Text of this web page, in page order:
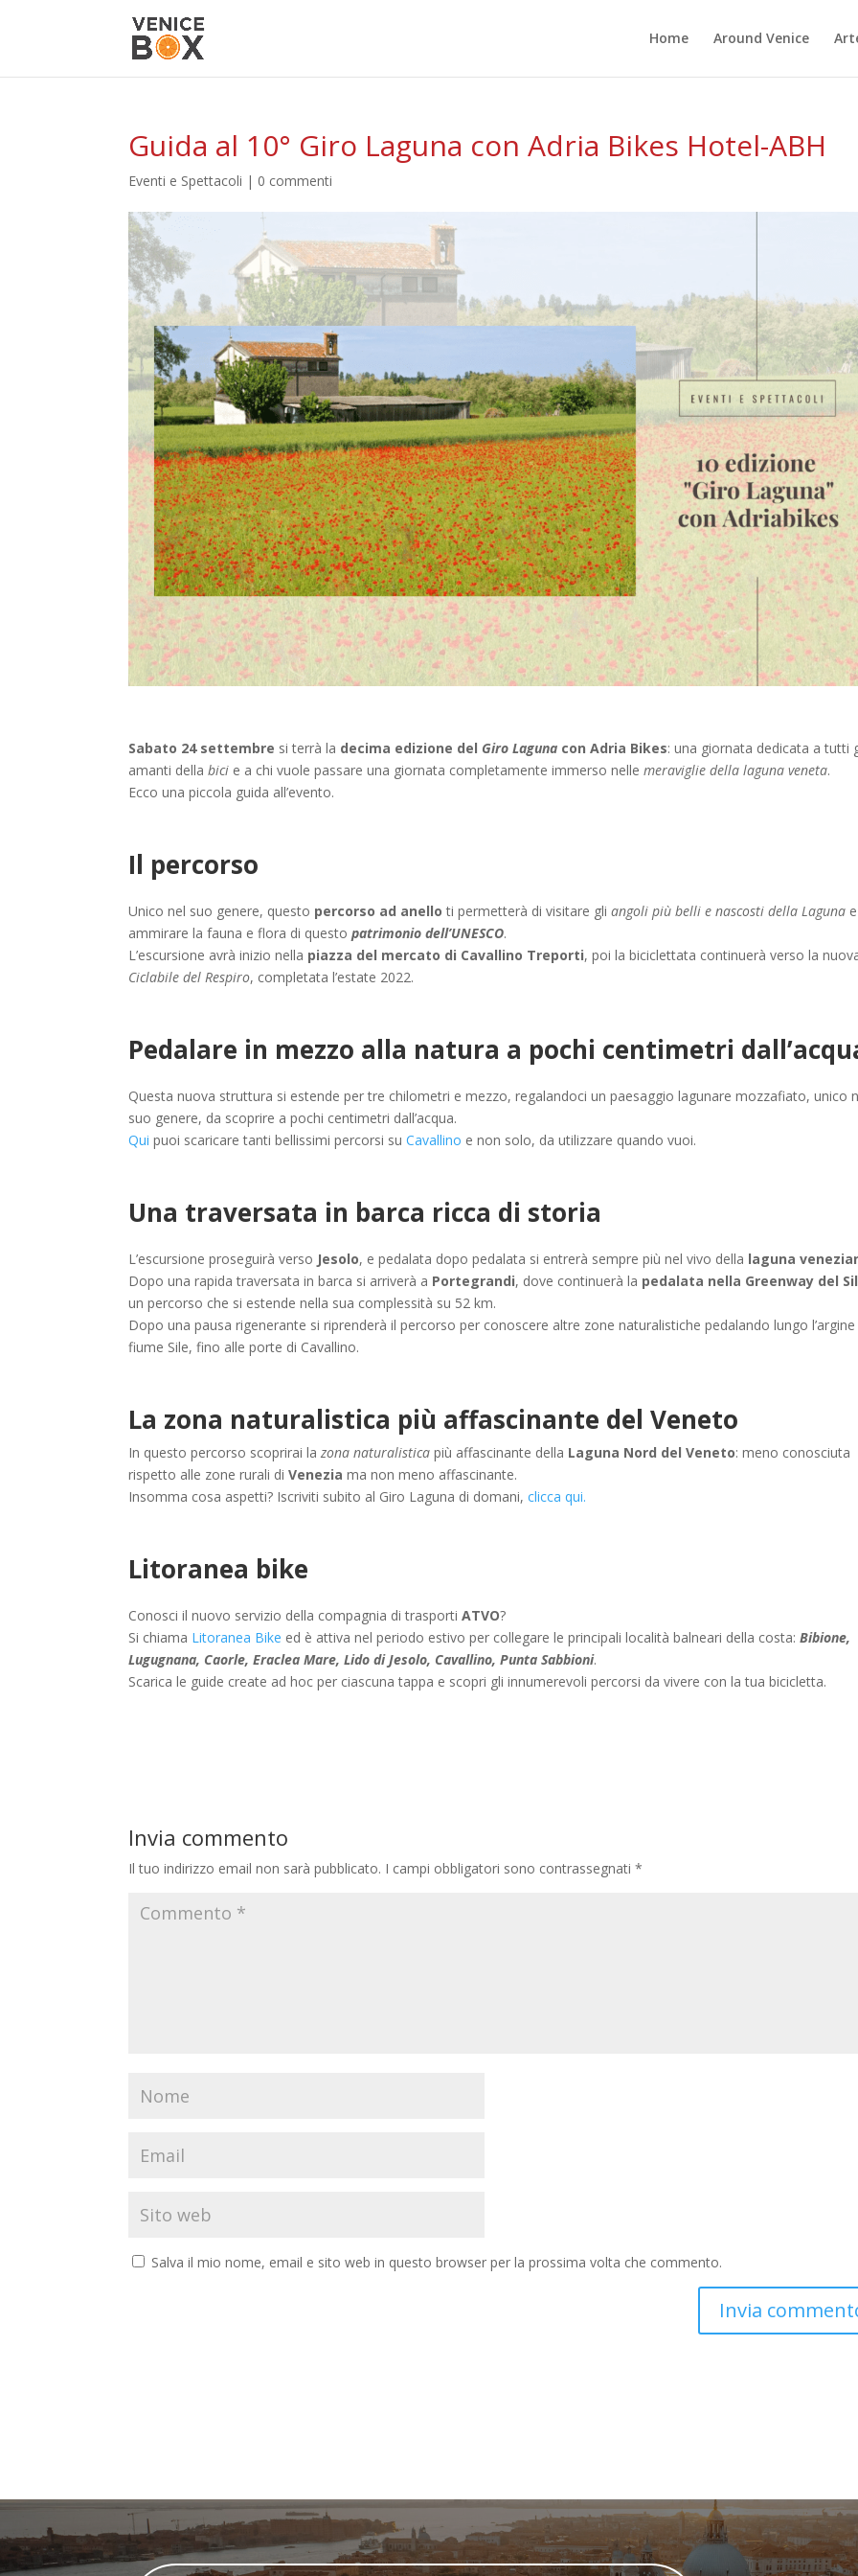
Home Around Venice
Guida al 10° Giro Laguna con Adria Bikes Hotel-ABH
Eventi e Spettacoli | 0 commenti
Sabato 24 settembre si terrà la decima edizione del Giro Laguna con Adria Bikes: una giornata dedicata a tutti
amanti dellabici e a chi vuole passare una giornata completamente immerso nellemeraviglie della laguna veneta.
Ecco una piccola guida all’evento.
Il percorso
Unico nel suo genere, questo percorso ad anello ti permetterà di visitare gliangoli più belli e nascosti della Laguna e
ammirare la fauna e flora di questo patrimonio dell’UNESCO.
L’escursione avrà inizio nella piazza del mercato di Cavallino Treporti, poi la biciclettata continuerà verso la
Ciclabile del Respiro, completata l’estate 2022.
Pedalare in mezzo alla natura a pochi centimetri
Questa nuova struttura si estende per tre chilometri e mezzo, regalandoci un paesaggio lagunare mozzafiato, unico
suo genere, da scoprire a pochi centimetri dall’acqua.
Qui puoi scaricare tanti bellissimi percorsi suCavallino e non solo, da utilizzare quando vuoi.
Una traversata in barca ricca di storia
L’escursione proseguirà verso Jesolo, e pedalata dopo pedalata si entrerà sempre più nel vivo della laguna
Dopo una rapida traversata in barca si arriverà a Portegrandi, dove continuerà la pedalata nella Greenway del
un percorso che si estende nella sua complessità su 52 km.
Dopo una pausa rigenerante si riprenderà il percorso per conoscere altre zone naturalistiche pedalando lungo
fiume Sile, fino alle porte di Cavallino.
La zona naturalistica più affascinante del Veneto
In questo percorso scoprirai lazona naturalistica più affascinante della Laguna Nord del Veneto: meno conosciuta
rispetto alle zone rurali diVenezia ma non meno affascinante.
Insomma cosa aspetti? Iscriviti subito al Giro Laguna di domani,clicca qui.
Litoranea bike
Conosci il nuovo servizio della compagnia di trasportiATVO?
Si chiama Litoranea Bike ed è attiva nel periodo estivo per collegare le principali località balneari della costa:Bibione,
Lugugnana, Caorle, Eraclea Mare, Lido di Jesolo, Cavallino, Punta Sabbioni.
Scarica le guide create ad hoc per ciascuna tappa e scopri gli innumerevoli percorsi da vivere con la tua bicicletta.
Invia commento
Il tuo indirizzo email non sarà pubblicato. I campi obbligatori sono contrassegnati*
Salva il mio nome, email e sito web in questo browser per la prossima volta che commento.